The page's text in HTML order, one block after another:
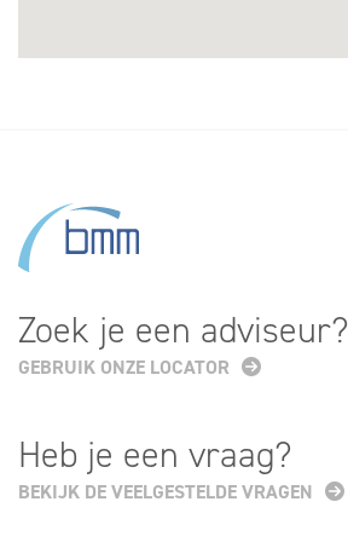
Zoek je een adviseur?
GEBRUIK ONZE LOCATOR
Heb je een vraag?
BEKIJK DE VEELGESTELDE VRAGEN